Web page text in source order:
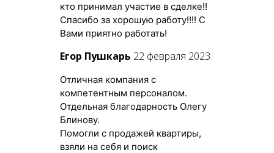
кто принимал участие в сделке!!
Спасибо за хорошую работу!!!! С
Вами приятно работать!
Егор Пушкарь 22 февраля 2023
Отличная компания с
компетентным персоналом.
Отдельная благодарность Олегу
Блинову.
Помогли с продажей квартиры,
взяли на себя и поиск